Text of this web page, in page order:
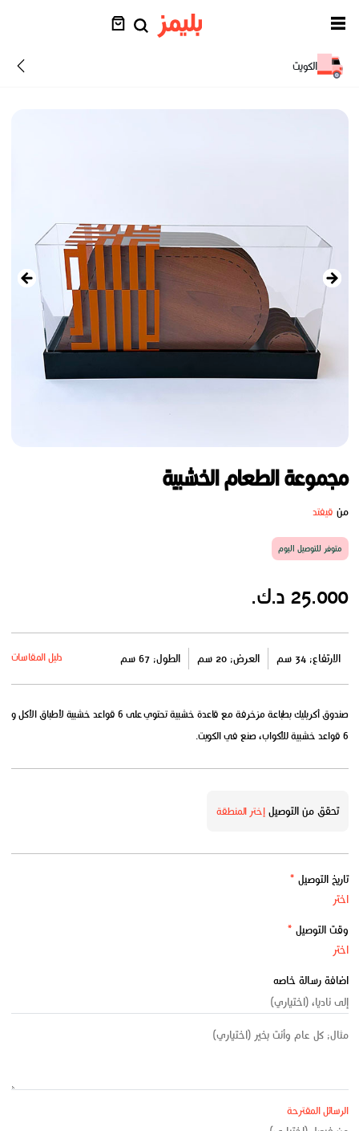
الكويت
مجموعة الطعام الخشبية
من قيفتد
متوفر للتوصيل اليوم
25.000 د.ك.
الارتفاع: 34 سم العرض: 20 سم الطول: 67 سم دليل المقاسات
صندوق أكريليك بطباعة مزخرفة مع قاعدة خشبية تحتوي على 6 قواعد خشبية لأطباق الأكل و
6 قواعد خشبية للأكواب، صنع في الكويت.
تحقق من التوصيلإختر المنطقة
تاريخ التوصيل *
وقت التوصيل *
اضافة رسالة خاصه
الرسائل المقترحة